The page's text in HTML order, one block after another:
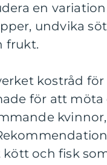
en
undvika
frukt.
kostråd
för att
och fisk